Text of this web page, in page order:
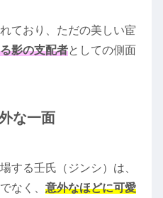
ており、ただの美しい宦
影の支配者としての側面
な一面
する壬氏（ジンシ）は、
なく、 意外なほどに可愛